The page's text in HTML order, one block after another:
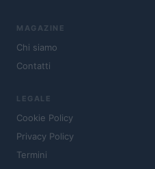
MAGAZINE
Chi siamo
Contatti
LEGALE
Cookie Policy
Privacy Policy
Termini